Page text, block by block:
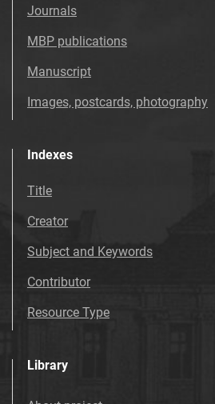
36
Tarnowskie Azoty :
Tarnowskie Azoty :
Tarnowskie Azoty :
41
Tarnowskie Azoty :
Tarnowskie Azoty :
Journals
MBP publications
Manuscript
Images, postcards, photography
Indexes
Title
Creator
Subject and Keywords
Contributor
Resource Type
Library